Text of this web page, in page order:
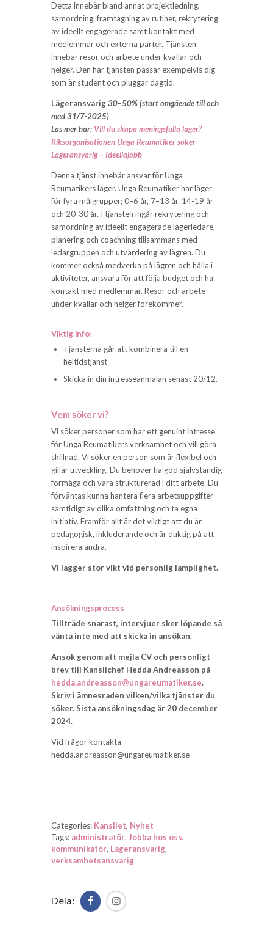
Detta innebär bland annat projektledning,
samordning, framtagning av rutiner, rekrytering
av ideellt engagerade samt kontakt med
medlemmar och externa parter. Tjänsten
innebär resor och arbete under kvällar och
helger. Den här tjänsten passar exempelvis dig
som är student och pluggar dagtid.
Lägeransvarig30–50% (start omgående till och
med 31/7-2025)
Läs mer här: Vill du skapa meningsfulla läger?
Riksorganisationen Unga Reumatiker söker
Lägeransvarig – Ideellajobb
Denna tjänst innebär ansvar för Unga
Reumatikers läger. Unga Reumatiker har läger
för fyra målgrupper; 0–6 år, 7–13 år, 14-19 år
och 20-30 år. I tjänsten ingår rekrytering och
samordning av ideellt engagerade lägerledare,
planering och coachning tillsammans med
ledargruppen och utvärdering av lägren. Du
kommer också medverka på lägren och hålla i
aktiviteter, ansvara för att följa budget och ha
kontakt med medlemmar. Resor och arbete
under kvällar och helger förekommer.
Viktig info:
Tjänsterna går att kombinera till en
heltidstjänst
Skicka in din intresseanmälan senast 20/12.
Vem söker vi?
Vi söker personer som har ett genuint intresse
för Unga Reumatikers verksamhet och vill göra
skillnad. Vi söker en person som är flexibel och
gillar utveckling. Du behöver ha god självständig
förmåga och vara strukturerad i ditt arbete. Du
förväntas kunna hantera flera arbetsuppgifter
samtidigt av olika omfattning och ta egna
initiativ. Framför allt är det viktigt att du är
pedagogisk, inkluderande och är duktig på att
inspirera andra.
Vi lägger stor vikt vid personlig lämplighet.
Ansökningsprocess
Tillträde snarast, intervjuer sker löpande så
vänta inte med att skicka in ansökan.
Ansök genom att mejla CV och personligt
brev till Kanslichef Hedda Andreasson på
hedda.andreasson@ungareumatiker.se.
Skriv i ämnesraden vilken/vilka tjänster du
söker. Sista ansökningsdag är 20 december
2024.
Vid frågor kontakta
hedda.andreasson@ungareumatiker.se
Categories: Kansliet, Nyhet
Tags: administratör, Jobba hos oss,
kommunikatör, Lägeransvarig,
verksamhetsansvarig
Dela: